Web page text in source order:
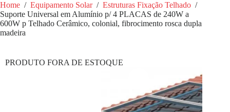
Home / Equipamento Solar / Estruturas Fixação Telhado /
Suporte Universal em Alumínio p/ 4 PLACAS de 240W a
600W p Telhado Cerâmico, colonial, fibrocimento rosca dupla
madeira
PRODUTO FORA DE ESTOQUE